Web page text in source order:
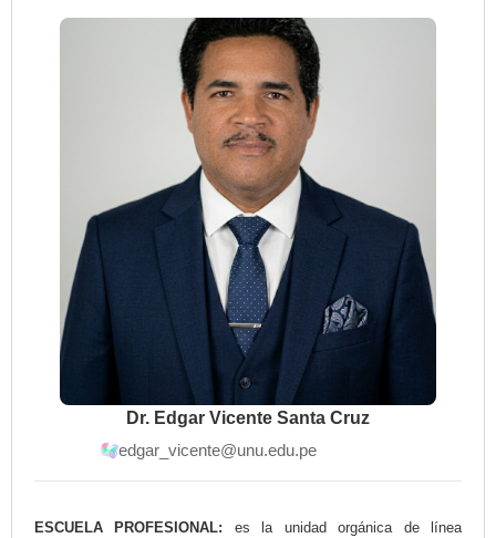
Dr. Edgar Vicente Santa Cruz
edgar_vicente@unu.edu.pe
ESCUELA PROFESIONAL: es la unidad orgánica de línea